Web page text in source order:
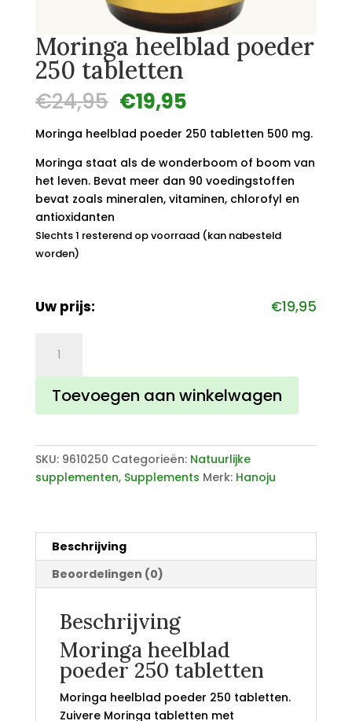
Moringa heelblad poeder
250 tabletten
€24,95 Oorspronkelijke
prijs
was:
€24,95.
€19,95Huidige
is:
€19,95.
Moringa heelblad poeder 250 tabletten 500 mg.
Moringa staat als de wonderboom of boom van
het leven. Bevat meer dan 90 voedingstoffen
bevat zoals mineralen, vitaminen, chlorofyl en
antioxidanten
Slechts 1 resterend op voorraad (kan nabesteld
worden)
Uw prijs: €19,95
heelblad
poeder
250
tabletten
Toevoegen aan winkelwagen
SKU: 9610250 Categorieën: Natuurlijke
supplementen, Supplements Merk: Hanoju
Beschrijving
Beoordelingen (0)
Beschrijving
Moringa heelblad
poeder 250 tabletten
Moringa heelblad poeder 250 tabletten.
Zuivere Moringa tabletten met